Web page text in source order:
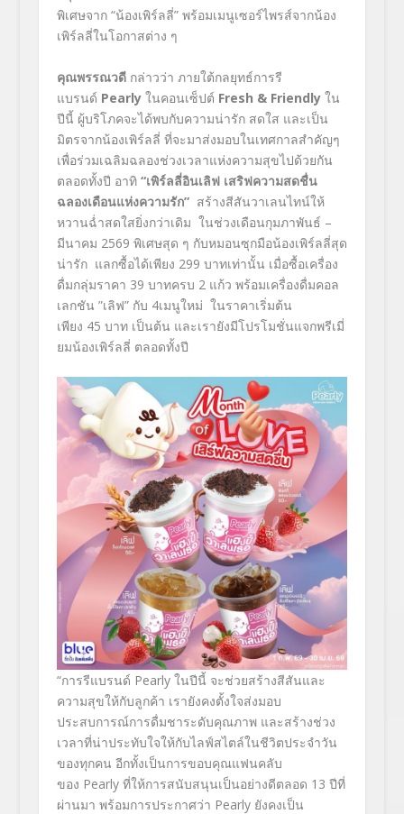
พิเศษจาก “น้องเพิร์ลลี่” พร้อมเมนูเซอร์ไพรส์จากน้อง
เพิร์ลลี่ในโอกาสต่าง ๆ
คุณพรรณวดีกล่าวว่า ภายใต้กลยุทธ์การรี
แบรนด์ Pearlyในคอนเซ็ปต์ Fresh & Friendlyใน
ปีนี้ ผู้บริโภคจะได้พบกับความน่ารัก สดใส และเป็น
มิตรจากน้องเพิร์ลลี่ ที่จะมาส่งมอบในเทศกาลสำคัญๆ
เพื่อร่วมเฉลิมฉลองช่วงเวลาแห่งความสุขไปด้วยกัน
ตลอดทั้งปี อาทิ “เพิร์ลลี่อินเลิฟ เสริฟความสดชื่น
ฉลองเดือนแห่งความรัก”สร้างสีสันวาเลนไทน์ให้
หวานฉ่ำสดใสยิ่งกว่าเดิม ในช่วงเดือนกุมภาพันธ์ –
มีนาคม 2569 พิเศษสุด ๆ กับหมอนซุกมือน้องเพิร์ลลี่สุด
น่ารัก แลกซื้อได้เพียง 299 บาทเท่านั้น เมื่อซื้อเครื่อง
ดื่มกลุ่มราคา 39 บาทครบ 2 แก้ว พร้อมเครื่องดื่มคอล
เลกชัน ”เลิฟ” กับ 4เมนูใหม่ ในราคาเริ่มต้น
เพียง 45 บาท เป็นต้น และเรายังมีโปรโมชั่นแจกพรีเมี่
ยมน้องเพิร์ลลี่ ตลอดทั้งปี
“การรีแบรนด์ Pearly ในปีนี้ จะช่วยสร้างสีสันและ
ความสุขให้กับลูกค้า เรายังคงตั้งใจส่งมอบ
ประสบการณ์การดื่มชาระดับคุณภาพ และสร้างช่วง
เวลาที่น่าประทับใจให้กับไลฟ์สไตล์ในชีวิตประจำวัน
ของทุกคน อีกทั้งเป็นการขอบคุณแฟนคลับ
ของ Pearly ที่ให้การสนับสนุนเป็นอย่างดีตลอด 13 ปีที่
ผ่านมา พร้อมการประกาศว่า Pearly ยังคงเป็น